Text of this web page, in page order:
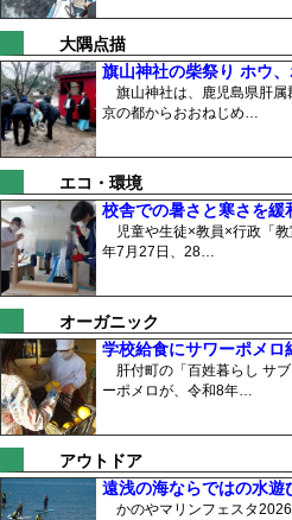
大隅点描
旗山神社の柴祭り ホウ
旗山神社は、鹿児島県肝属
京の都からおおねじめ…
エコ・環境
校舎での暑さと寒さを
児童や生徒×教員×行政「
年7月27日、28…
オーガニック
学校給食にサワーポメ
肝付町の「百姓暮らし サ
ーポメロが、令和8年…
アウトドア
遠浅の海ならではの水
かのやマリンフェスタ